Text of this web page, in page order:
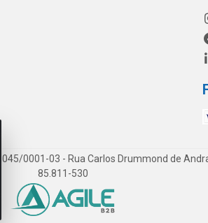
0001-03 - Rua Carlos Drummond de
85.811-530